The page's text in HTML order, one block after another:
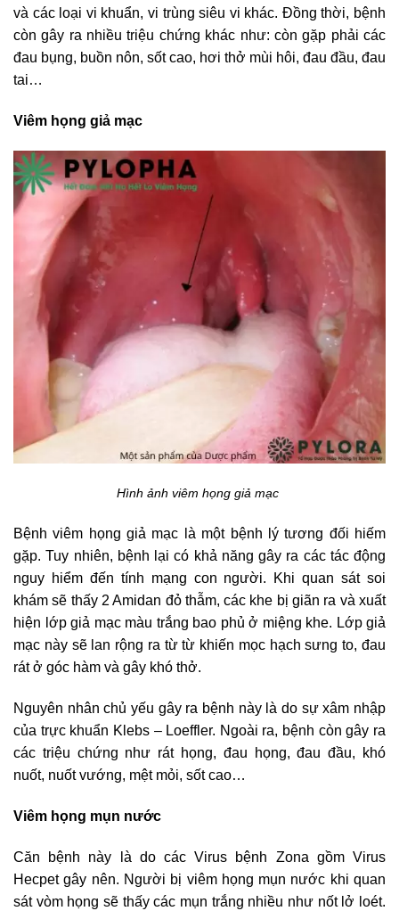
và các loại vi khuẩn, vi trùng siêu vi khác. Đồng thời, bệnh
còn gây ra nhiều triệu chứng khác như: còn gặp phải các
đau bụng, buồn nôn, sốt cao, hơi thở mùi hôi, đau đầu, đau
tai…
Viêm họng giả mạc
Hình ảnh viêm họng giả mạc
Bệnh viêm họng giả mạc là một bệnh lý tương đối hiếm
gặp. Tuy nhiên, bệnh lại có khả năng gây ra các tác động
nguy hiểm đến tính mạng con người. Khi quan sát soi
khám sẽ thấy 2 Amidan đỏ thẫm, các khe bị giãn ra và xuất
hiện lớp giả mạc màu trắng bao phủ ở miệng khe. Lớp giả
mạc này sẽ lan rộng ra từ từ khiến mọc hạch sưng to, đau
rát ở góc hàm và gây khó thở.
Nguyên nhân chủ yếu gây ra bệnh này là do sự xâm nhập
của trực khuẩn Klebs – Loeffler. Ngoài ra, bệnh còn gây ra
các triệu chứng như rát họng, đau họng, đau đầu, khó
nuốt, nuốt vướng, mệt mỏi, sốt cao…
Viêm họng mụn nước
Căn bệnh này là do các Virus bệnh Zona gồm Virus
Hecpet gây nên. Người bị viêm họng mụn nước khi quan
sát vòm họng sẽ thấy các mụn trắng nhiều như nốt lở loét.